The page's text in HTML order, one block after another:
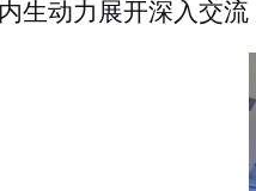
生动力展开深入交流